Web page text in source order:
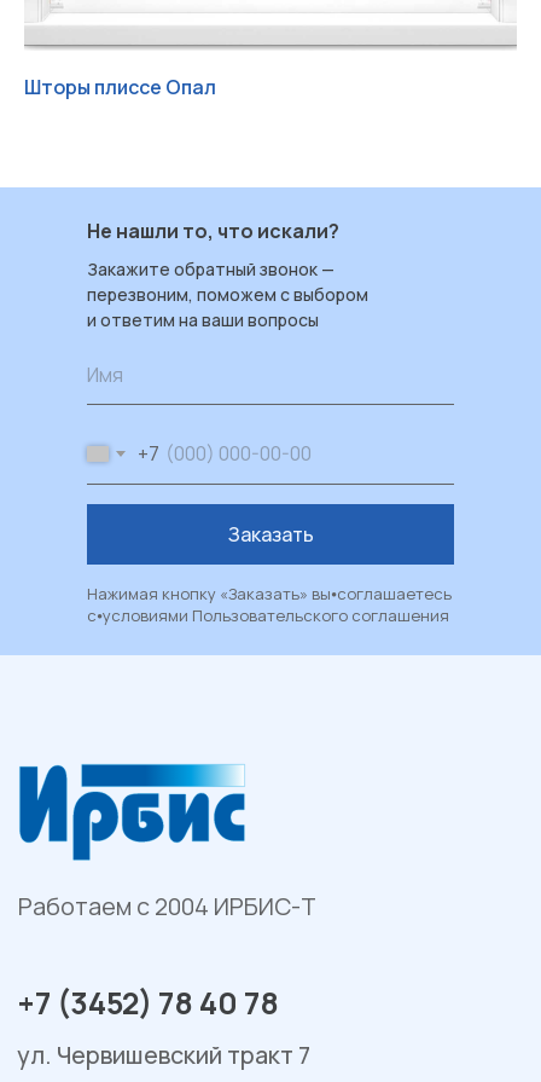
Шторы плиссе Опал
Имя
+7
Заказать
Нажимая кнопку «Заказать» вы⦁соглашаетесь
с⦁условиями Пользовательского соглашения
Не нашли то, что искали?
Закажите обратный звонок —
перезвоним, поможем с выбором
и ответим на ваши вопросы
Художественные окна
Балконы и лоджии
Металлические двери
Двери из ПВХ и алюминия
Алюминиевые входные группы
Системы перегородок
Рольставни
Гаражные и уличные ворота
Остекление веранд и террас
Установка и монтаж
Ремонт окон и балконов
ул. Червишевский тракт 7
Пн — Пт: 09:00–18:00
Сб: 09:00–17:00
Вс: выходной